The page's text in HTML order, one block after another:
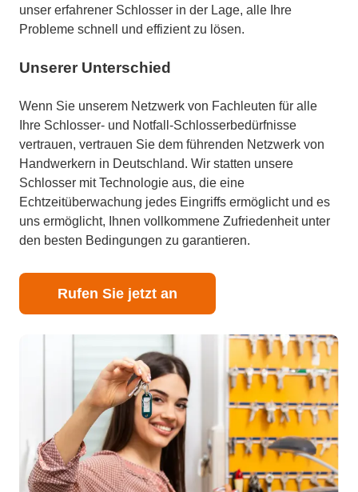
unser erfahrener Schlosser in der Lage, alle Ihre
Probleme schnell und effizient zu lösen.
Unserer Unterschied
Wenn Sie unserem Netzwerk von Fachleuten für alle
Ihre Schlosser- und Notfall-Schlosserbedürfnisse
vertrauen, vertrauen Sie dem führenden Netzwerk von
Handwerkern in Deutschland. Wir statten unsere
Schlosser mit Technologie aus, die eine
Echtzeitüberwachung jedes Eingriffs ermöglicht und es
uns ermöglicht, Ihnen vollkommene Zufriedenheit unter
den besten Bedingungen zu garantieren.
Rufen Sie jetzt an